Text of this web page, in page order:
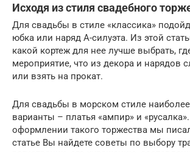
Исходя из стиля свадебного
Для свадьбы в стиле «классика»
юбка или наряд А-силуэта. Из этой
какой кортеж для нее лучше выбрать,
мероприятие, что из декора и нарядов
или взять на прокат.
Для свадьбы в морском стиле
варианты – платья «ампир» и
оформлении такого торжества мы
статье Вы найдете советы по выбору